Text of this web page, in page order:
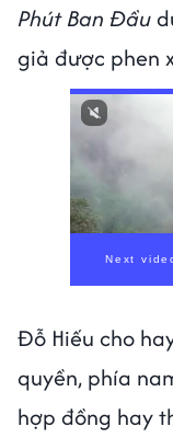
Phút Ban Đầu
giả được phen
Next
Đỗ Hiếu cho
quyền, phía
hợp đồng hay